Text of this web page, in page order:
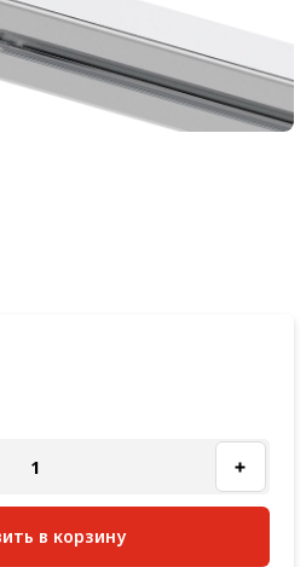
обработки профиля
в корзину